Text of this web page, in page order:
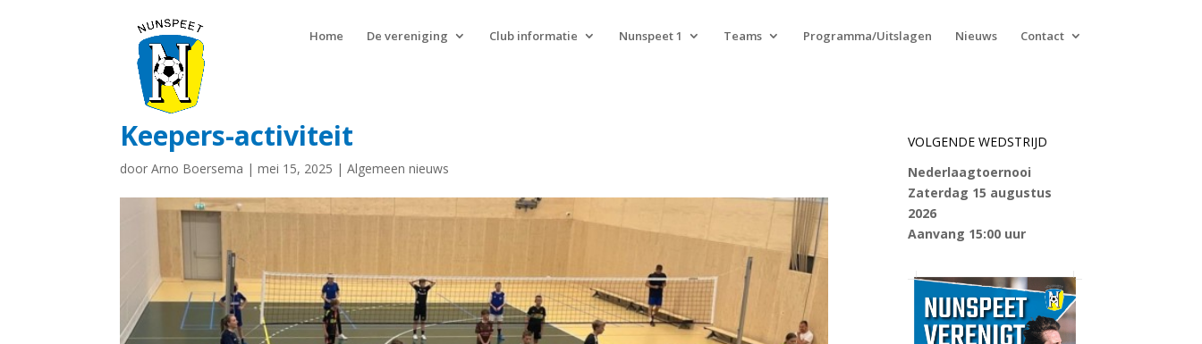
Home De vereniging Club informatie Nunspeet 1 Teams Programma/Uitslagen Nieuws Contact
Keepers-activiteit
doorArno Boersema |mei 15, 2025 |Algemeen nieuws
VOLGENDE WEDSTRIJD
Nederlaagtoernooi
Zaterdag 15 augustus
2026
Aanvang 15:00 uur